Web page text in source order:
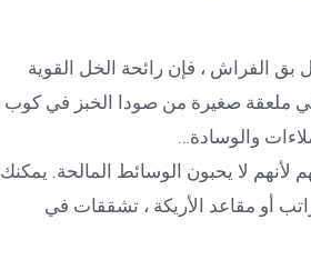
بق الفراش ، فإن رائحة الخل القوية
ملعقة صغيرة من صودا الخبز في كوب
والوسادة…
لأنهم لا يحبون الوسائط المالحة. يمكنك
أو مقاعد الأريكة ، تشققات في